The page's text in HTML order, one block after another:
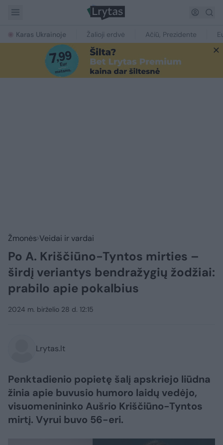
Karas Ukrainoje Žalioji erdvė Ačiū, Prezidente
Žmonės Veidai ir vardai
Po A. Kriščiūno-Tyntos mirties –
širdį veriantys bendražygių žodžiai:
prabilo apie pokalbius
2024 m. birželio 28 d. 12:15
Lrytas.lt
Penktadienio popietę šalį apskriejo liūdna
žinia apie buvusio humoro laidų vedėjo,
visuomenininko Aušrio Kriščiūno-Tyntos
mirtį. Vyrui buvo 56-eri.